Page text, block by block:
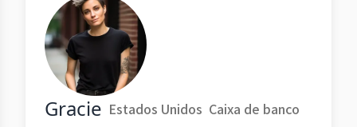
Gracie Estados Unidos Caixa de banco